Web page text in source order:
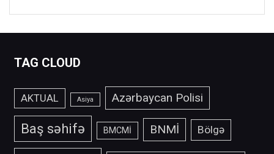
TAG CLOUD
AKTUAL Asiya Azərbaycan Polisi
Baş səhifə BMCMİ BNMİ Bölgə